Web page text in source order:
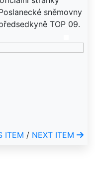
sněmovny
TOP 09.
ITEM / NEXT ITEM